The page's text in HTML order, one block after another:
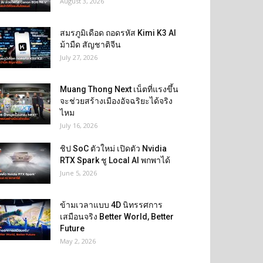
สมรภูมิเดือด ถอดรหัส Kimi K3 AI
ม้ามืด สัญชาติจีน
July 27, 2026
Muang Thong Next เน็ตที่แรงขึ้น
จะช่วยสร้างเมืองอัจฉริยะได้จริง
ไหม
July 16, 2026
ชิป SoC ตัวใหม่ เปิดตัว Nvidia
RTX Spark ชู Local AI พกพาได้
June 5, 2026
ข้ามเวลาแบบ 4D นิทรรศการ
เสมือนจริง Better World, Better
Future
May 2, 2026